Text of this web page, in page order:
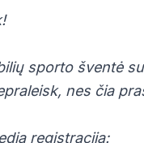
sporto šventė
nes čia
registracija: